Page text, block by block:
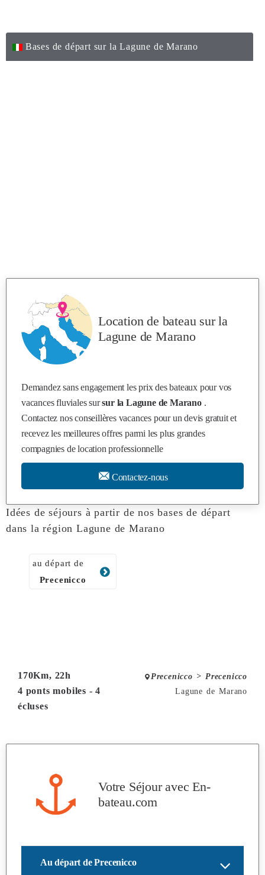
Bases de départ sur la Lagune de Marano
Location de bateau sur la
Lagune de Marano
Demandez sans engagement les prix des bateaux pour vos
vacances fluviales sursur la Lagune de Marano .
Contactez nos conseillères vacances pour un devis gratuit et
recevez les meilleures offres parmi les plus grandes
compagnies de location professionnelle
Contactez-nous
Idées de séjours à partir de nos bases de départ
dans la région Lagune de Marano
170Km, 22h
4 ponts mobiles - 4
écluses
Precenicco > Precenicco
Lagune de Marano
au départ de
Precenicco
Votre Séjour avecEn-
bateau.com
Au départ de Precenicco